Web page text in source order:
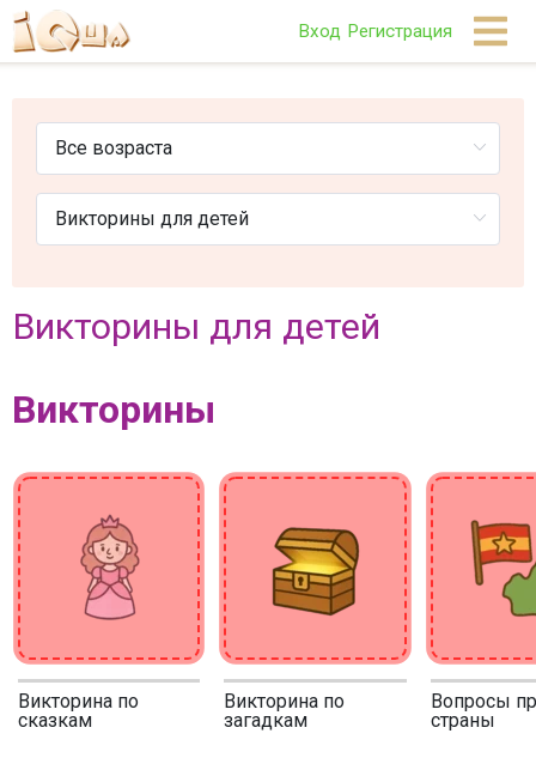
Вход Регистрация
Викторины для детей
Викторины
Викторина по
сказкам
Викторина по
загадкам
Вопросы
страны